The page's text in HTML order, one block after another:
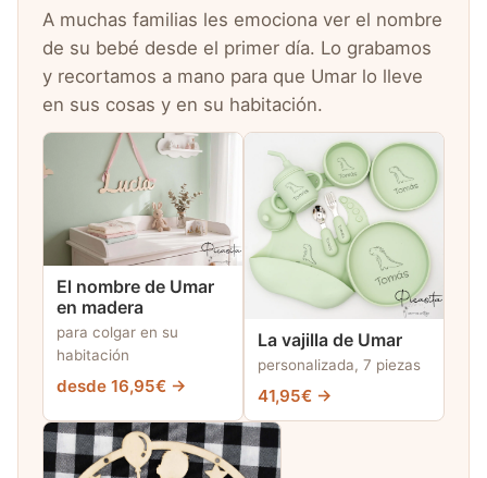
A muchas familias les emociona ver el nombre
de su bebé desde el primer día. Lo grabamos
y recortamos a mano para que Umar lo lleve
en sus cosas y en su habitación.
El nombre de Umar
en madera
para colgar en su
habitación
desde 16,95€ →
La vajilla de Umar
personalizada, 7 piezas
41,95€ →